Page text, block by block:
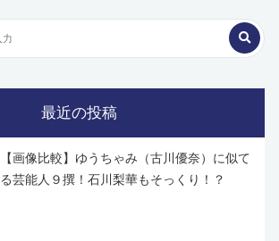
最近の投稿
【画像比較】ゆうちゃみ（古川優奈）に似て
る芸能人９撰！石川梨華もそっくり！？